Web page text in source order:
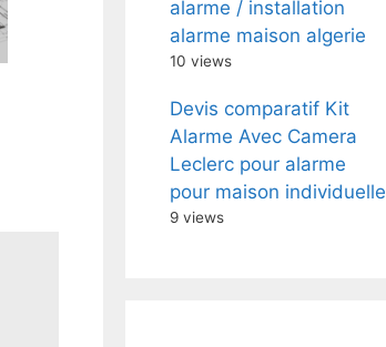
alarme / installation
alarme maison algerie
10 views
Devis comparatif Kit
Alarme Avec Camera
Leclerc pour alarme
pour maison individuelle
9 views